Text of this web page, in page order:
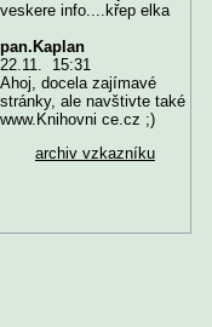
veskere info....křep elka
pan.Kaplan
22.11. 15:31
Ahoj, docela zajímavé
stránky, ale navštivte také
www.Knihovni ce.cz ;)
archiv vzkazníku